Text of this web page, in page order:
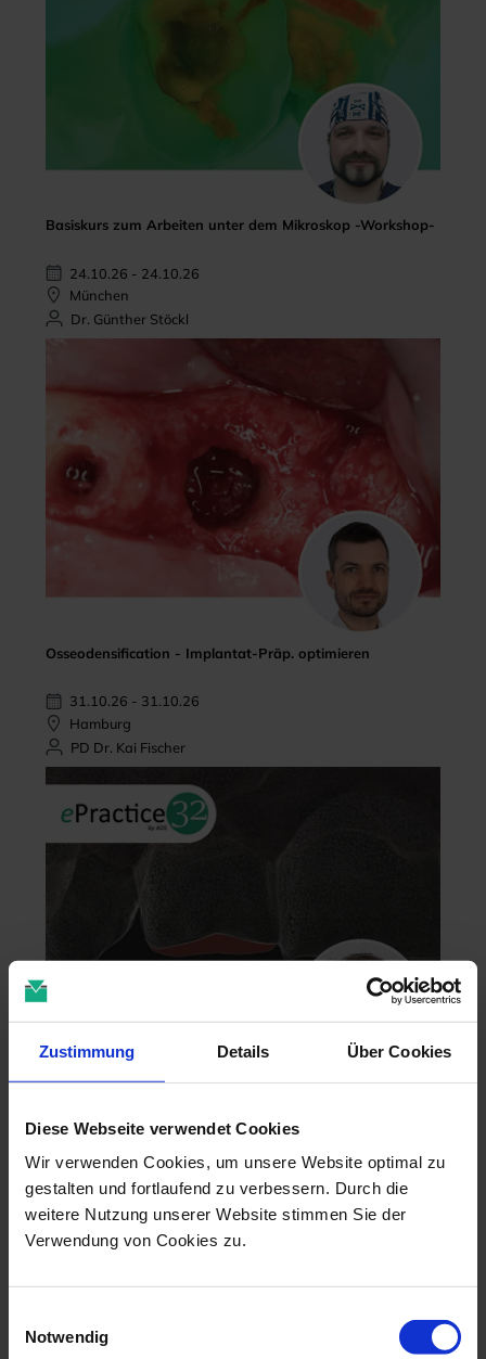
Zustimmung Details Über Cookies
Diese Webseite verwendet Cookies
Wir verwenden Cookies, um unsere Website optimal zu
gestalten und fortlaufend zu verbessern. Durch die
weitere Nutzung unserer Website stimmen Sie der
Verwendung von Cookies zu.
Notwendig
Basiskurs zum Arbeiten unter dem Mikroskop -Workshop-
24.10.26 - 24.10.26
München
Dr. Günther Stöckl
Osseodensification - Implantat-Präp. optimieren
31.10.26 - 31.10.26
Hamburg
PD Dr. Kai Fischer
Zahntechnik im 4D-Zeitalter
04.11.26 - 04.11.26
Dr. Christian Leonhardt